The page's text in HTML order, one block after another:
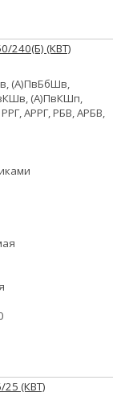
240(Б) (КВТ)
(А)ПвБбШв,
(А)ПвКШп,
РРГ, АРРГ, РБВ, АРБВ,
25 (КВТ)